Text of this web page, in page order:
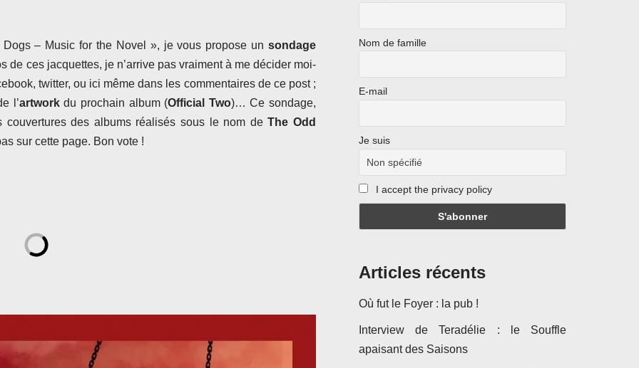
– Music for the Novel », je vous propose unsondage
de ces jacquettes, je n’arrive pas vraiment à me décider moi-
twitter, ou ici même dans les commentaires de ce post ;
l’artworkdu prochain album (Official Two)… Ce sondage,
couvertures des albums réalisés sous le nom deThe Odd
sur cette page. Bon vote !
Nom de famille
E-mail
Je suis
I accept the privacy policy
Articles récents
Où fut le Foyer : la pub !
Interview de Teradélie : le Souffle
apaisant des Saisons